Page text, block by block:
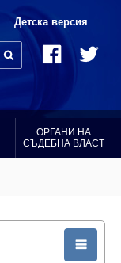
Детска версия
ОРГАНИ НА
СЪДЕБНА ВЛАСТ